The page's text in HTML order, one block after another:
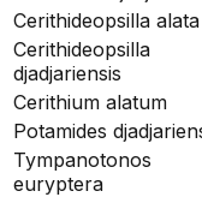
Cerithideopsilla alata
Cerithideopsilla
djadjariensis
Cerithium alatum
Potamides
Tympanotonos
euryptera